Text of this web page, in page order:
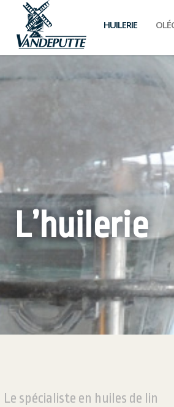
HUILERIE
L’huilerie
Le spécialiste en huiles de lin